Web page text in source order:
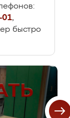
01,
быстро